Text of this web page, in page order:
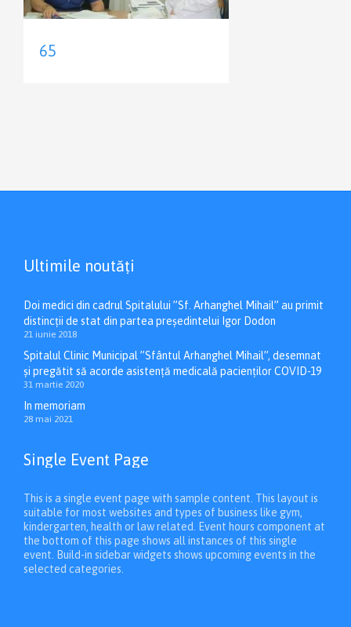
65
Ultimile noutăți
Doi medici din cadrul Spitalului ”Sf. Arhanghel Mihail” au primit
distincții de stat din partea președintelui Igor Dodon
21 iunie 2018
Spitalul Clinic Municipal ”Sfântul Arhanghel Mihail”, desemnat
și pregătit să acorde asistență medicală pacienților COVID-19
31 martie 2020
In memoriam
28 mai 2021
Single Event Page
This is a single event page with sample content. This layout is
suitable for most websites and types of business like gym,
kindergarten, health or law related. Event hours component at
the bottom of this page shows all instances of this single
event. Build-in sidebar widgets shows upcoming events in the
selected categories.